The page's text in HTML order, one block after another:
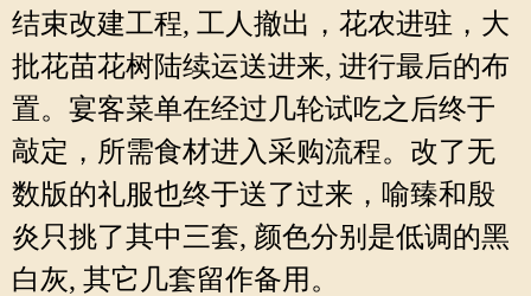
结束改建工程, 工人撤出，花农进驻，大
批花苗花树陆续运送进来, 进行最后的布
置。宴客菜单在经过几轮试吃之后终于
敲定，所需食材进入采购流程。改了无
数版的礼服也终于送了过来，喻臻和殷
炎只挑了其中三套, 颜色分别是低调的黑
白灰, 其它几套留作备用。